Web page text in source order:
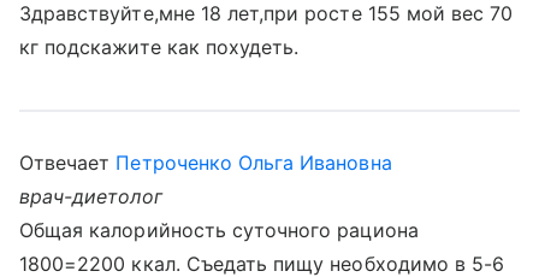
Здравствуйте,мне 18 лет,при росте 155 мой вес 70
кг подскажите как похудеть.
Отвечает Петроченко Ольга Ивановна
врач-диетолог
Общая калорийность суточного рациона
1800=2200 ккал. Съедать пищу необходимо в 5-6